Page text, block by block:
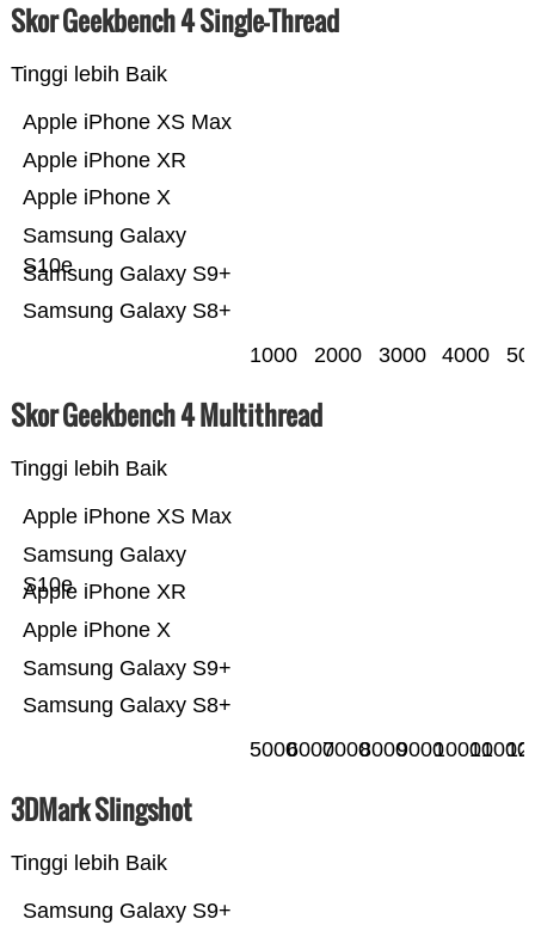
Skor Geekbench 4 Single-Thread
Tinggi lebih Baik
Samsung Galaxy S8+
Samsung Galaxy S9+
Samsung Galaxy
S10e
Apple iPhone X
Apple iPhone XR
Apple iPhone XS Max
1000 2000 3000 4000
Skor Geekbench 4 Multithread
Tinggi lebih Baik
Samsung Galaxy S8+
Samsung Galaxy S9+
Apple iPhone X
Apple iPhone XR
Samsung Galaxy
S10e
Apple iPhone XS Max
500060007000800090001000011000
3DMark Slingshot
Tinggi lebih Baik
Samsung Galaxy S9+